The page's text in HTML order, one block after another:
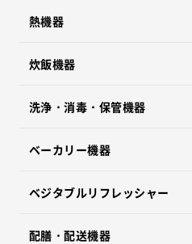
熱機器
炊飯機器
洗浄・消毒・保管機器
ベーカリー機器
ベジタブルリフレッシャー
配膳・配送機器